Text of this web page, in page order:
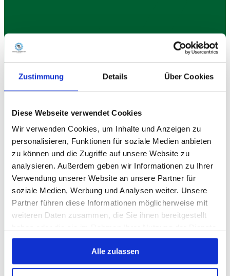
Zustimmung Details Über Cookies
Diese Webseite verwendet Cookies
Wir verwenden Cookies, um Inhalte und Anzeigen zu
personalisieren, Funktionen für soziale Medien anbieten
zu können und die Zugriffe auf unsere Website zu
analysieren. Außerdem geben wir Informationen zu Ihrer
Verwendung unserer Website an unsere Partner für
soziale Medien, Werbung und Analysen weiter. Unsere
Partner führen diese Informationen möglicherweise mit
weiteren Daten zusammen, die Sie ihnen bereitgestellt
gesammelt haben.
Alle zulassen